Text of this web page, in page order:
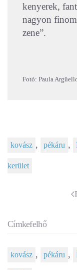
kenyerek,
nagyon
zene”.
Fotó: Paula
kovász , pékáru ,
kerület
Címkefelhő
kovász , pékáru ,